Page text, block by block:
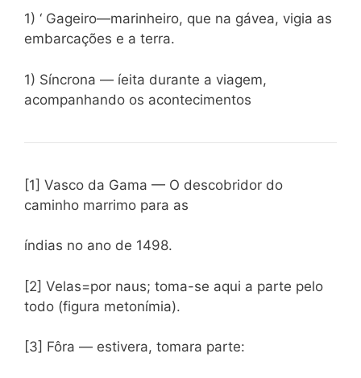
1) ‘ Gageiro—marinheiro, que na gávea, vigia as
embarcações e a terra.
1) Síncrona — íeita durante a viagem,
acompanhando os acontecimentos
[1] Vasco da Gama — O descobridor do
caminho marrimo para as
índias no ano de 1498.
[2] Velas=por naus; toma-se aqui a parte pelo
todo (figura metonímia).
[3] Fôra — estivera, tomara parte: